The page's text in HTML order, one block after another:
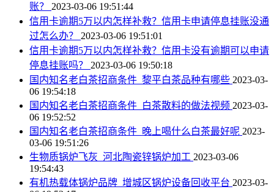
账？ 2023-03-06 19:51:44
信用卡逾期5万以内怎样补救？信用卡申请停息挂账没通
过怎么办？ 2023-03-06 19:51:01
信用卡逾期5万以内怎样补救？信用卡没有逾期可以申请
停息挂账吗？ 2023-03-06 19:50:18
国内知名老白茶招商条件_黎平白茶品种有哪些 2023-03-
06 19:54:18
国内知名老白茶招商条件_白茶散料的做法视频 2023-03-
06 19:52:52
国内知名老白茶招商条件_晚上喝什么白茶最好呢 2023-
03-06 19:51:26
生物质锅炉飞灰_河北陶瓷锌锅炉加工 2023-03-06
19:54:43
有机热载体锅炉品牌_增城区锅炉设备回收平台 2023-03-